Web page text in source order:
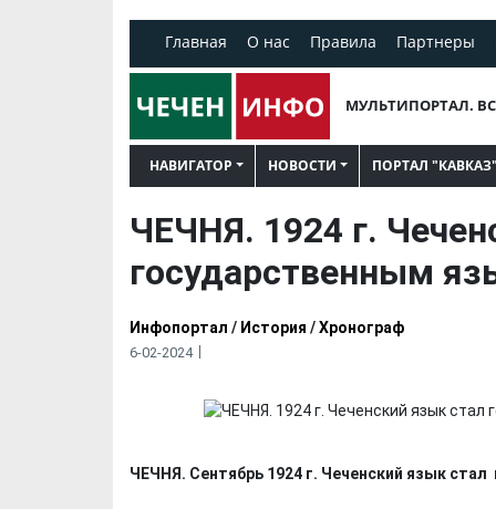
Главная О нас Правила Партнеры
МУЛЬТИПОРТАЛ.
НАВИГАТОР НОВОСТИ ПОРТАЛ "КАВКАЗ"
ЧЕЧНЯ. 1924 г.
государственным
Инфопортал / История /Хронограф
6-02-2024
ЧЕЧНЯ. Сентябрь 1924 г. Чеченский язык